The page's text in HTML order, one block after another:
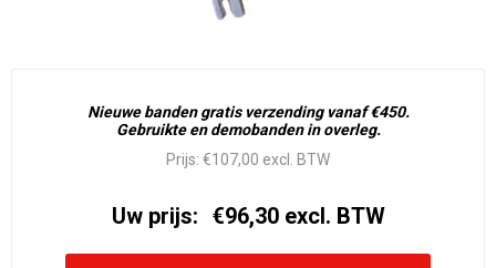
Nieuwe banden gratis verzending vanaf €450.
Gebruikte en demobanden in overleg.
Prijs: €107,00 excl. BTW
Uw prijs: €96,30 excl. BTW